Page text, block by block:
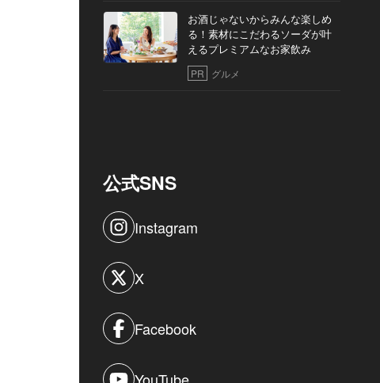
お酒じゃないからみんな楽しめ
る！素材にこだわるソーダが叶
えるプレミアムなお家飲み
PR グルメ
公式SNS
Instagram
X
Facebook
YouTube